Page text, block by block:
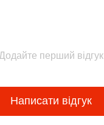
Додайте перший відгук
Написати відгук